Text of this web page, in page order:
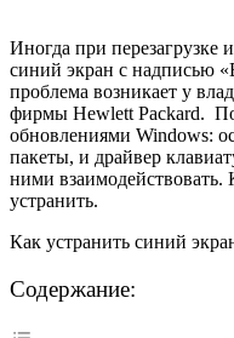
Иногда при
синий экран с надписью
проблема возникает у
фирмы Hewlett Packard.
обновлениями Windows:
пакеты, и драйвер
ними
устранить.
Как устранить синий
Содержание: